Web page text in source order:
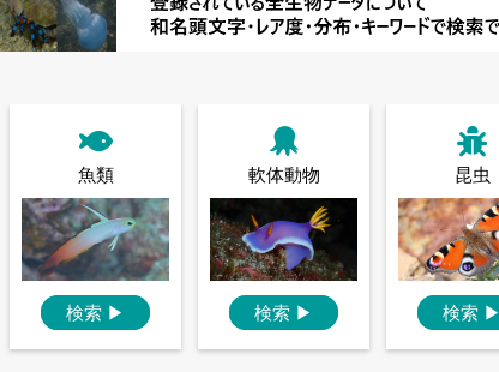
魚類
検索 ▶
軟体動物
検索 ▶
昆虫
検索 ▶